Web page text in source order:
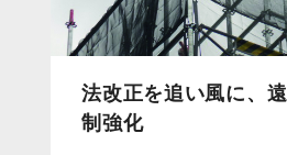
法改正を追い風に、
制強化